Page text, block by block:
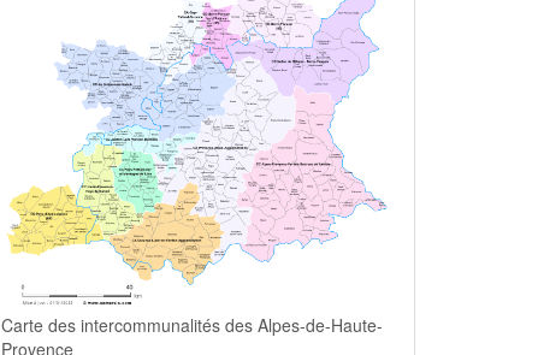
Carte des intercommunalités des Alpes-de-Haute-
Provence